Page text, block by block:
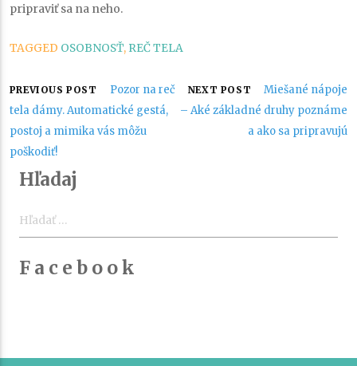
pripraviť sa na neho.
TAGGED OSOBNOSŤ, REČ TELA
Navigácia
v
článku
PREVIOUS POST
Pozor na reč
tela dámy. Automatické gestá,
postoj a mimika vás môžu
poškodiť!
NEXT POST
Miešané nápoje
– Aké základné druhy poznáme
a ako sa pripravujú
Hľadaj
F a c e b o o k